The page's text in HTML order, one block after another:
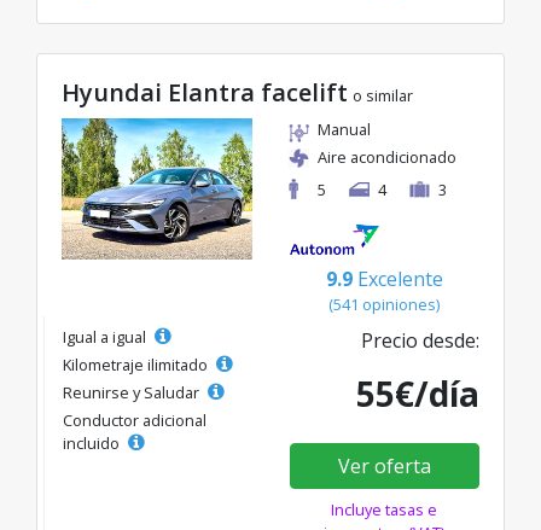
Hyundai Elantra facelift o similar
Manual
Aire acondicionado
5
4 3
9.9 Excelente
(541 opiniones)
Igual a igual
Kilometraje ilimitado
Reunirse y Saludar
Conductor adicional
incluido
Precio desde:
55€/día
Ver oferta
Incluye tasas e